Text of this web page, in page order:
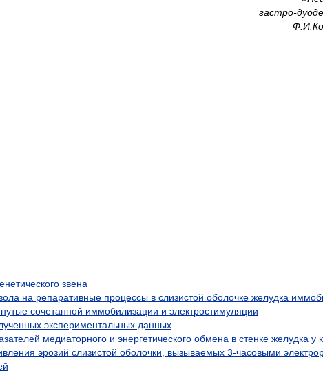
гастро-
звена
на репаративные процессы в слизистой оболочке желудка
сочетанной иммобилизации и электростимуляции
экспериментальных данных
медиаторного и энергетического обмена в стенке желудка у
эрозий слизистой оболочки, вызываемых 3-часовыми